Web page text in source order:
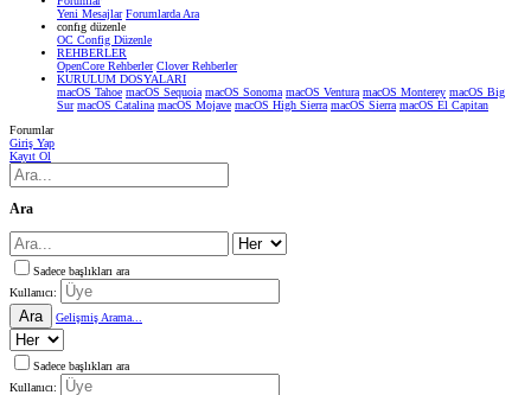
Yeni Mesajlar Forumlarda Ara
confıg düzenle
OC Config Düzenle
REHBERLER
OpenCore Rehberler Clover Rehberler
KURULUM DOSYALARI
macOS Tahoe macOS Sequoia macOS Sonoma macOS Ventura macOS Monterey macOS Big
Sur macOS Catalina macOS Mojave macOS High Sierra macOS Sierra macOS El Capitan
Forumlar
Giriş Yap
Kayıt Ol
Ara
Sadece başlıkları ara
Kullanıcı:
Ara Gelişmiş Arama...
Sadece başlıkları ara
Kullanıcı: